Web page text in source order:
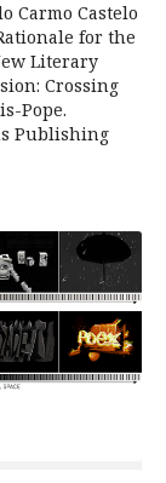
Carmo Castelo
for the
Literary
Crossing
Pope.
Publishing